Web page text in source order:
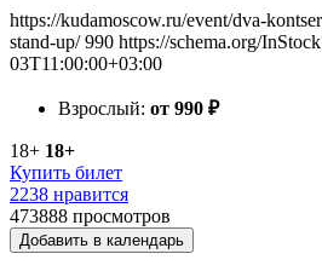
https://kudamoscow.ru/event/dva-
stand-up/ 990 https://schema.org/InStock
03T11:00:00+03:00
Взрослый: от 990 ₽
18+ 18+
Купить билет
2238 нравится
473888 просмотров
Добавить в календарь